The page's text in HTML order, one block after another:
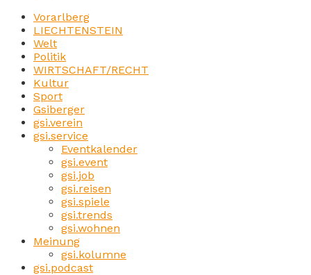
Vorarlberg
LIECHTENSTEIN
Welt
Politik
WIRTSCHAFT/RECHT
Kultur
Sport
Gsiberger
gsi.verein
gsi.service
Eventkalender
gsi.event
gsi.job
gsi.reisen
gsi.spiele
gsi.trends
gsi.wohnen
Meinung
gsi.kolumne
gsi.podcast